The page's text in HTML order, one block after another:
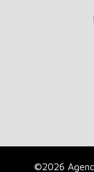
©2026